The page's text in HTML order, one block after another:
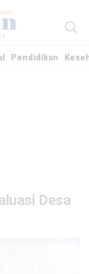
Pendidikan
Desa